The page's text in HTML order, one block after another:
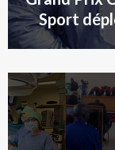
Sport